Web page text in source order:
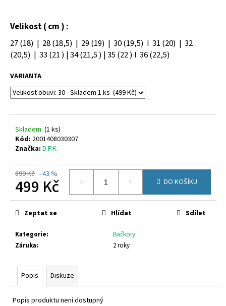
Velikost ( cm ) :
27 (18) | 28 (18,5) | 29 (19) | 30 (19,5) I 31 (20) | 32
(20,5) | 33 (21 ) | 34 (21,5 ) | 35 (22 ) I 36 (22,5)
VARIANTA
Skladem (1 ks)
Kód: 2001408030307
Značka: D.P.K.
890 Kč –43 %
499 Kč
Měrná
cena:
DO KOŠÍKU
Kategorie:
Bačkory
Záruka: 2 roky
Zeptat se Hlídat Sdílet
Popis Diskuze
Popis produktu není dostupný
p
o
r
u
č
u
m
e
J55LQD
05422
C0899
650
Kč